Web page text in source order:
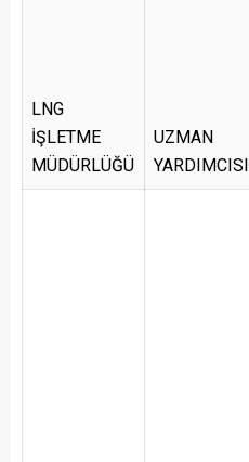
LNG
İŞLETME
MÜDÜRLÜĞÜ
UZMAN
YARDIMCISI